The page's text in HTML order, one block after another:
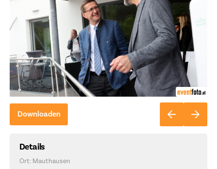
Downloaden
Details
Ort: Mauthausen